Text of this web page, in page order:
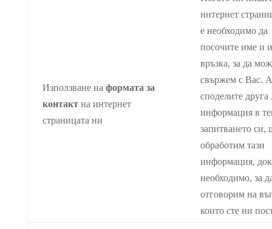
Използване на формата за
контактна интернет
страницата ни
интернет
е необходимо да
посочите име и
връзка, за да
свържем с Вас.
споделите друга
информация в
запитването си,
обработим тази
информация,
необходимо, за
отговорим на
които сте ни